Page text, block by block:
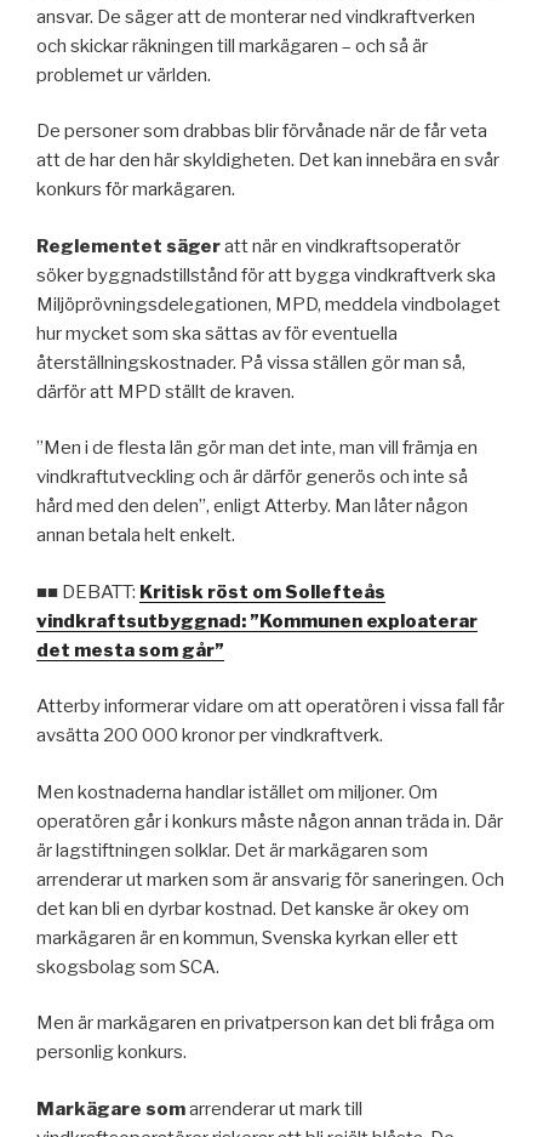
ansvar. De säger att de monterar ned vindkraftverken
och skickar räkningen till markägaren – och så är
problemet ur världen.
De personer som drabbas blir förvånade när de får veta
att de har den här skyldigheten. Det kan innebära en svår
konkurs för markägaren.
Reglementet sägeratt när en vindkraftsoperatör
söker byggnadstillstånd för att bygga vindkraftverk ska
Miljöprövningsdelegationen, MPD, meddela vindbolaget
hur mycket som ska sättas av för eventuella
återställningskostnader. På vissa ställen gör man så,
därför att MPD ställt de kraven.
”Men i de flesta län gör man det inte, man vill främja en
vindkraftutveckling och är därför generös och inte så
hård med den delen”, enligt Atterby. Man låter någon
annan betala helt enkelt.
■■ DEBATT: Kritisk röst om Sollefteås
vindkraftsutbyggnad: ”Kommunen exploaterar
det mesta som går”
Atterby informerar vidare om att operatören i vissa fall får
avsätta 200 000 kronor per vindkraftverk.
Men kostnaderna handlar istället om miljoner. Om
operatören går i konkurs måste någon annan träda in. Där
är lagstiftningen solklar. Det är markägaren som
arrenderar ut marken som är ansvarig för saneringen. Och
det kan bli en dyrbar kostnad. Det kanske är okey om
markägaren är en kommun, Svenska kyrkan eller ett
skogsbolag som SCA.
Men är markägaren en privatperson kan det bli fråga om
personlig konkurs.
Markägare somarrenderar ut mark till